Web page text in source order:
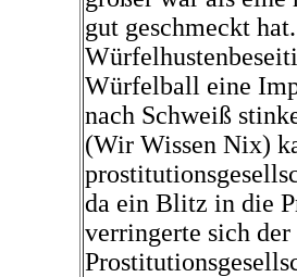
gut geschmeckt
Würfelball eine
nach Schweiß
(Wir Wissen Nix)
da ein Blitz in die
verringerte sich